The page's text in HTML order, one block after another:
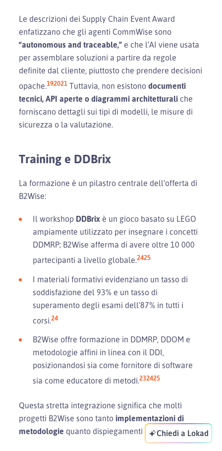
Le descrizioni dei Supply Chain Event Award
enfatizzano che gli agenti CommWise sono
“autonomous and traceable,” e che l’AI viene usata
per assemblare soluzioni a partire da regole
definite dal cliente, piuttosto che prendere decisioni
opache.192021 Tuttavia, non esistono documenti
tecnici, API aperte o diagrammi architetturali che
forniscano dettagli sui tipi di modelli, le misure di
sicurezza o la valutazione.
Training e DDBrix
La formazione è un pilastro centrale dell’offerta di
B2Wise:
Il workshop DDBrix è un gioco basato su LEGO
ampiamente utilizzato per insegnare i concetti
DDMRP; B2Wise afferma di avere oltre 10 000
partecipanti a livello globale.2425
I materiali formativi evidenziano un tasso di
soddisfazione del 93% e un tasso di
superamento degli esami dell'87% in tutti i
corsi.24
B2Wise offre formazione in DDMRP, DDOM e
metodologie affini in linea con il DDI,
posizionandosi sia come fornitore di software
sia come educatore di metodi.232425
Questa stretta integrazione significa che molti
progetti B2Wise sono tanto implementazioni di
metodologie quanto dispiegamenti software.Chiedi a Lokad